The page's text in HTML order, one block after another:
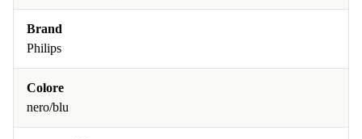
Brand
Philips
Colore
nero/blu